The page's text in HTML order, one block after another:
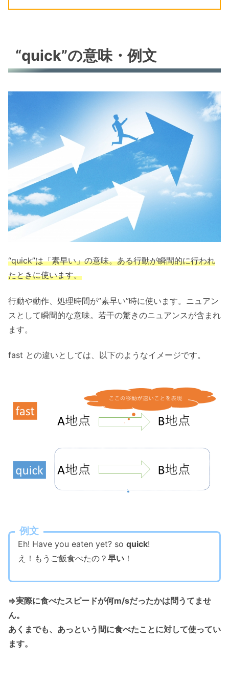
“quick”の意味・例文
“quick”は「素早い」の意味。ある行動が瞬間的に行われ
たときに使います。
行動や動作、処理時間が”素早い”時に使います。ニュアン
スとして瞬間的な意味。若干の驚きのニュアンスが含まれ
ます。
fast との違いとしては、以下のようなイメージです。
例文
Eh! Have you eaten yet? so quick!
え！もうご飯食べたの？ 早い ！
⇒実際に食べたスピードが何m/sだったかは問うてませ
ん。
あくまでも、あっという間に食べたことに対して使ってい
ます。